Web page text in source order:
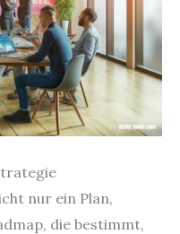
nur ein Plan,
die bestimmt,